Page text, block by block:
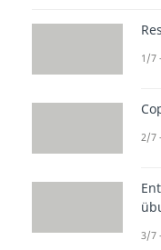
▶️
aus
ist er
1/7
2/7
3/7